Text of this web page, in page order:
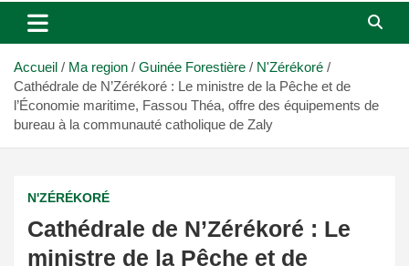
Accueil Ma region Guinée Forestière
N'Zérékoré
Cathédrale de N’Zérékoré : Le ministre de la Pêche et de
l’Économie maritime, Fassou Théa, offre des équipements de
bureau à la communauté catholique de Zaly
N'ZÉRÉKORÉ
Cathédrale de N’Zérékoré : Le
ministre de la Pêche et de